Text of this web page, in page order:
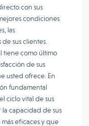
con sus
condiciones
las
sus clientes.
tiene como último
de sus
usted ofrece. En
fundamental
ciclo vital de sus
capacidad de sus
eficaces y que